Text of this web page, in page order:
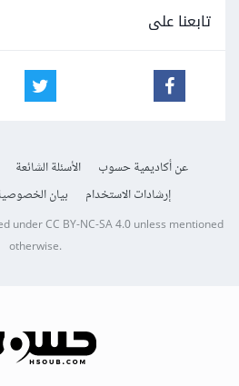
تابعنا على
عن أكاديمية حسوب الأسئلة الشائعة
إرشادات الاستخدام
بيان الخصوصية
underCC BY-NC-SA 4.0unless mentioned
otherwise.